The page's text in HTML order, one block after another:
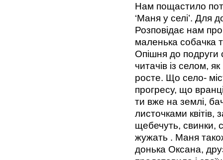
Нам пощастило
‘Маня у селі’. Для
Розповідає нам
маленька собачка
Опішня до подруги
читачів із селом,
росте. Що село-
прогресу, що
ти вже на землі,
листочками квітів,
щебечуть, свинки,
жужать . Маня
донька Оксана,